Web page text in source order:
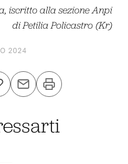
iscritto alla sezione Anpi
di Petilia Policastro (Kr)
2024